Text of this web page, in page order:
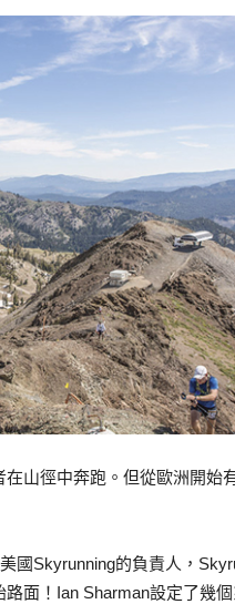
山徑中奔跑。但從歐洲開始
國Skyrunning的負責人，
面！Ian Sharman設定了幾